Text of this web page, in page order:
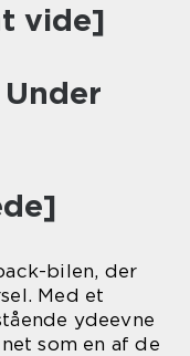
vide]
bilen, der
Med et
ydeevne
som en af de